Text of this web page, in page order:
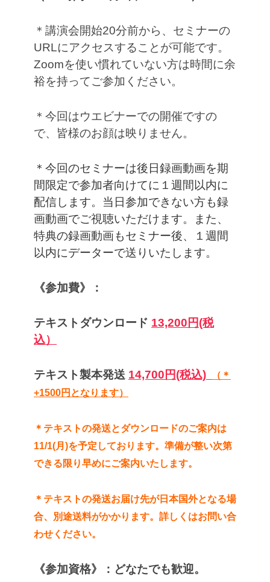
＊講演会開始20分前から、セミナーの
URLにアクセスすることが可能です。
Zoomを使い慣れていない方は時間に余
裕を持ってご参加ください。
＊今回はウエビナーでの開催ですの
で、皆様のお顔は映りません。
＊今回のセミナーは後日録画動画を期
間限定で参加者向けてに１週間以内に
配信します。当日参加できない方も録
画動画でご視聴いただけます。また、
特典の録画動画もセミナー後、１週間
以内にデーターで送りいたします。
《参加費》：
テキスト ダウンロード 13,200円(税
込）
テキスト製本発送 14,700円(税込)
（＊
+1500円となります）
＊テキストの発送とダウンロードのご案内は
11/1(月)を予定しております。準備が整い次第
できる限り早めにご案内いたします。
＊テキストの発送お届け先が日本国外となる場
合、別途送料がかかります。詳しくはお問い合
わせください。
《参加資格》：どなたでも歓迎。